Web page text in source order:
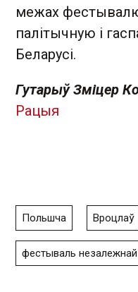
межах
палітычную і
Беларусі.
Гутарыў Зміцер
Рацыя
Польшча Вроцлаў
фестываль